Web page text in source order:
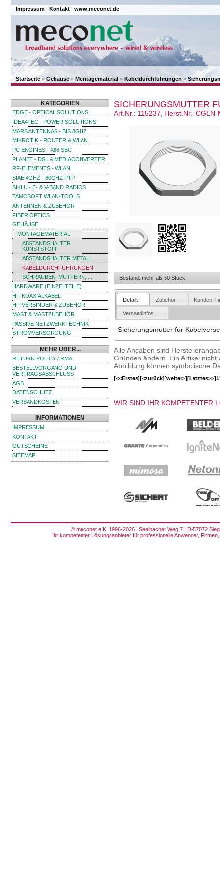
Impressum | Kontakt | www.meconet.de
Startseite»Gehäuse » Montagematerial » Kabeldurchführungen »
KATEGORIEN
EDGE - OPTICAL SOLUTIONS
IDEA4TEC - POWER SOLUTIONS
MARS ANTENNAS - BIS 8GHZ
MIKROTIK - ROUTER & WLAN
PC ENGINES - X86 SBC
PLANET - DSL & MEDIACONVERTER
RF-ELEMENTS - WLAN
SIAE 4GHZ - 80GHZ PTP
SIKLU - E- & V-BAND RADIOS
TAMOSOFT WLAN-TOOLS
ANTENNEN & ZUBEHÖR
FIBER OPTICS
GEHÄUSE
MONTAGEMATERIAL
ABSTANDSHALTER
KUNSTSTOFF
ABSTANDSHALTER METALL
KABELDURCHFÜHRUNGEN
SCHRAUBEN, MUTTERN, ...
HARDWARE (EINZELTEILE)
HF-KOAXIALKABEL
HF-VERBINDER & ZUBEHÖR
MAST & MASTZUBEHÖR
PASSIVE NETZWERKTECHNIK
STROMVERSORGUNG
MEHR ÜBER...
RETURN POLICY / RMA
BESTELLVORGANG UND
VERTRAGSABSCHLUSS
AGB
DATENSCHUTZ
VERSANDKOSTEN
INFORMATIONEN
IMPRESSUM
KONTAKT
GUTSCHEINE
SITEMAP
SICHERUNGSMUTTER
Art.Nr.: 115237, Herst.Nr.: CGLN-
Bestand: mehr als 50 Stück
Details Zubehör Kunden-
Versandinfos
Sicherungsmutter für
Alle Angaben sind
Gründen ändern. Ein Artikel
Abbildung können symbolische
[<<Erstes][<zurück][weiter>][Letztes>>]
WIR SIND IHR KOMPETENTER
© meconet e.K. 1996-2026 | Seelbacher Weg 7 | D-57072
Ihr kompetenter Lösungsanbieter für professionelle Anwender,